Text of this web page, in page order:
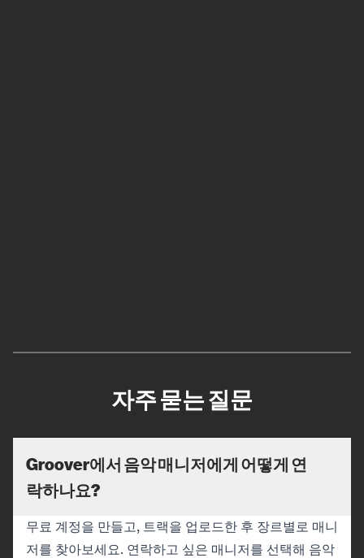
자주 묻는 질문
Groover에서 음악 매니저에게 어떻게 연
락하나요?
무료 계정을 만들고, 트랙을 업로드한 후 장르별로 매니
저를 찾아보세요. 연락하고 싶은 매니저를 선택해 음악